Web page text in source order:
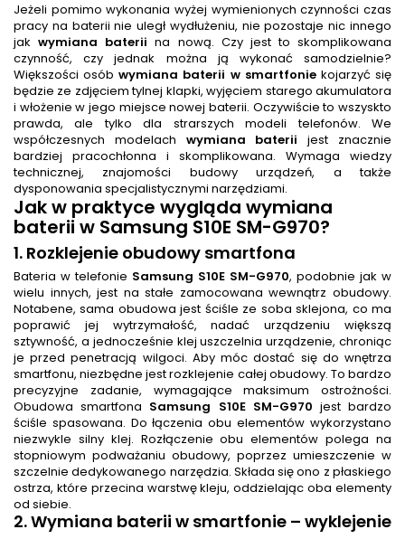
Jeżeli pomimo wykonania wyżej wymienionych czynności czas
pracy na baterii nie uległ wydłużeniu, nie pozostaje nic innego
jakwymiana baterii na nową. Czy jest to skomplikowana
czynność, czy jednak można ją wykonać samodzielnie?
Większości osóbwymiana baterii w smartfoniekojarzyć się
będzie ze zdjęciem tylnej klapki, wyjęciem starego akumulatora
i włożenie w jego miejsce nowej baterii. Oczywiście to wszyskto
prawda, ale tylko dla strarszych modeli telefonów. We
współczesnych modelach wymiana baterii jest znacznie
bardziej pracochłonna i skomplikowana. Wymaga wiedzy
technicznej, znajomości budowy urządzeń, a także
dysponowania specjalistycznymi narzędziami.
Jak w praktyce wygląda wymiana
baterii w Samsung S10E SM-G970?
1. Rozklejenie obudowy smartfona
Bateria w telefonie Samsung S10E SM-G970, podobnie jak w
wielu innych, jest na stałe zamocowana wewnątrz obudowy.
Notabene, sama obudowa jest ściśle ze soba sklejona, co ma
poprawić jej wytrzymałość, nadać urządzeniu większą
sztywność, a jednocześnie klej uszczelnia urządzenie, chroniąc
je przed penetracją wilgoci. Aby móc dostać się do wnętrza
smartfonu, niezbędne jest rozklejenie całej obudowy. To bardzo
precyzyjne zadanie, wymagające maksimum ostrożności.
Obudowa smartfona Samsung S10E SM-G970 jest bardzo
ściśle spasowana. Do łączenia obu elementów wykorzystano
niezwykle silny klej. Rozłączenie obu elementów polega na
stopniowym podważaniu obudowy, poprzez umieszczenie w
szczelnie dedykowanego narzędzia. Składa się ono z płaskiego
ostrza, które przecina warstwę kleju, oddzielając oba elementy
od siebie.
2.Wymiana baterii w smartfonie – wyklejenie